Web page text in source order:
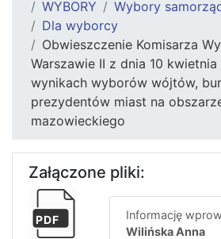
WYBORY
Wybory
Dla wyborcy
Obwieszczenie Komisarza
Warszawie II z dnia 10
wynikach wyborów wójtów,
prezydentów miast na
mazowieckiego
Załączone pliki:
PDF
Informację
Wilińska Anna